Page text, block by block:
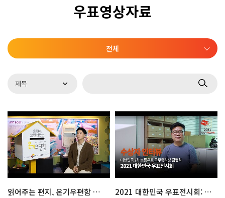
우표영상자료
전체
읽어주는 편지, 온기우편함 대표 인터뷰 2021 대한민국 우표전시회: 국무총리상 수상자 김헌식 인터뷰